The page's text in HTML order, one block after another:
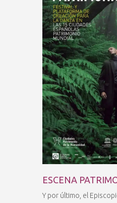
ESCENA
Y por último, el